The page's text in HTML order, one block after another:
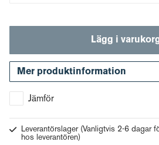
Lägg i
Mer produktinformation
Jämför
Leverantörslager (Vanligtvis 2-6 dagar
hos leverantören)